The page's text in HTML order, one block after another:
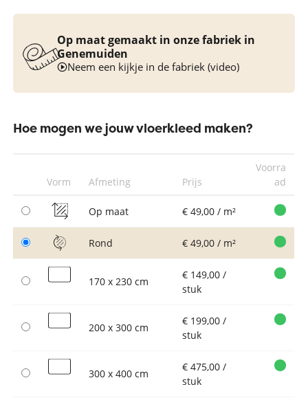
Op maat gemaakt in onze fabriek in
Genemuiden
Neem een kijkje in de fabriek (video)
Hoe mogen we jouw vloerkleed maken?
Vorm Afmeting Prijs
Voorra
ad
Op maat € 49,00 / m²
Rond € 49,00 / m²
170 x 230 cm
€ 149,00 /
stuk
200 x 300 cm
€ 199,00 /
stuk
300 x 400 cm
€ 475,00 /
stuk